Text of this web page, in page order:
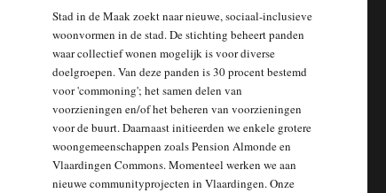
Stad in de Maak zoekt naar nieuwe, sociaal-inclusieve
woonvormen in de stad. De stichting beheert panden
waar collectief wonen mogelijk is voor diverse
doelgroepen. Van deze panden is 30 procent bestemd
voor 'commoning'; het samen delen van
voorzieningen en/of het beheren van voorzieningen
voor de buurt. Daarnaast initieerden we enkele grotere
woongemeenschappen zoals Pension Almonde en
Vlaardingen Commons. Momenteel werken we aan
nieuwe communityprojecten in Vlaardingen. Onze